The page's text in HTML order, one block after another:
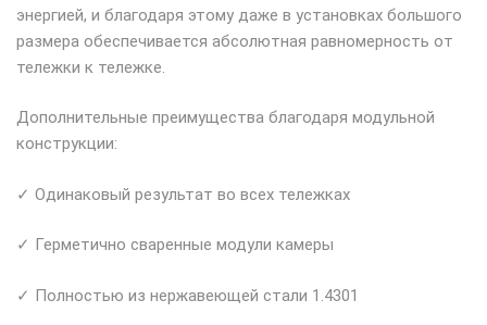
энергией, и благодаря этому даже в установках большого
размера обеспечивается абсолютная равномерность от
тележки к тележке.
Дополнительные преимущества благодаря модульной
конструкции:
✓ Одинаковый результат во всех тележках
✓ Герметично сваренные модули камеры
✓ Полностью из нержавеющей стали 1.4301